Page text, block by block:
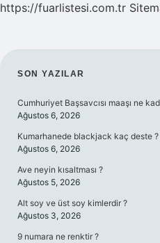
https://fuarlistesi.com.tr
SIDEBAR
SON YAZILAR
Cumhuriyet Başsavcısı maaşı ne
Ağustos 6, 2026
Kumarhanede blackjack kaç deste ?
Ağustos 6, 2026
Ave neyin kısaltması ?
Ağustos 5, 2026
Alt soy ve üst soy kimlerdir ?
Ağustos 3, 2026
9 numara ne renktir ?